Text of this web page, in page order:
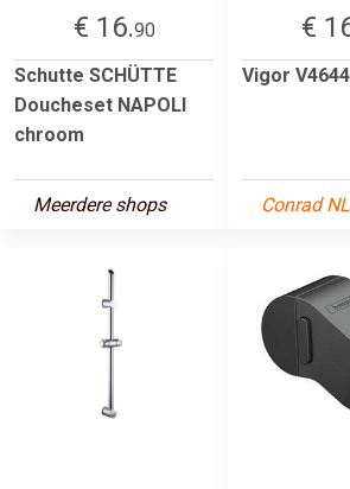
€ 16.90
Schutte SCHÜTTE
Doucheset NAPOLI
chroom
Meerdere shops
€
Vigor
Conrad NL